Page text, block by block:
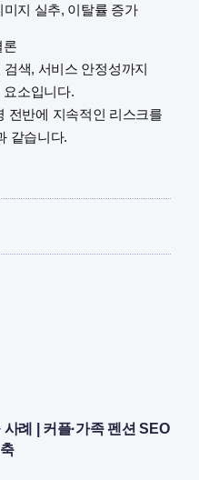
지 실추, 이탈률 증가
론
색, 서비스 안정성까지
요소입니다.
전반에 지속적인 리스크를
같습니다.
례 | 커플·가족 펜션 SEO